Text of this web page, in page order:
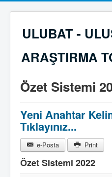
ULUBAT -
ARAŞTIRMA
Özet Sistemi
Yeni Anahtar
Tıklayınız...
e-Posta Print
Özet Sistemi 2022